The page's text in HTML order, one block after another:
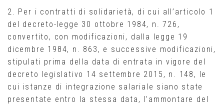
2. Per i contratti di solidarietà, di cui all’articolo 1
del decreto-legge 30 ottobre 1984, n. 726,
convertito, con modificazioni, dalla legge 19
dicembre 1984, n. 863, e successive modificazioni,
stipulati prima della data di entrata in vigore del
decreto legislativo 14 settembre 2015, n. 148, le
cui istanze di integrazione salariale siano state
presentate entro la stessa data, l’ammontare del